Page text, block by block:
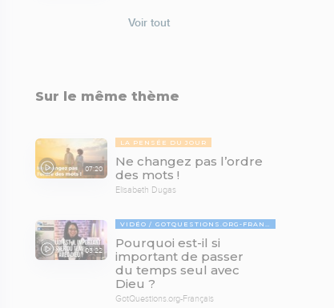
Voir tout
Sur le même thème
07:20
LA PENSÉE DU JOUR
Ne changez pas l’ordre
des mots !
Elisabeth Dugas
03:22
VIDÉO GOTQUESTIONS.ORG-FRANÇAIS
Pourquoi est-il si
important de passer
du temps seul avec
Dieu ?
GotQuestions.org-Français